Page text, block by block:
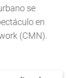
se
en
(CMN).